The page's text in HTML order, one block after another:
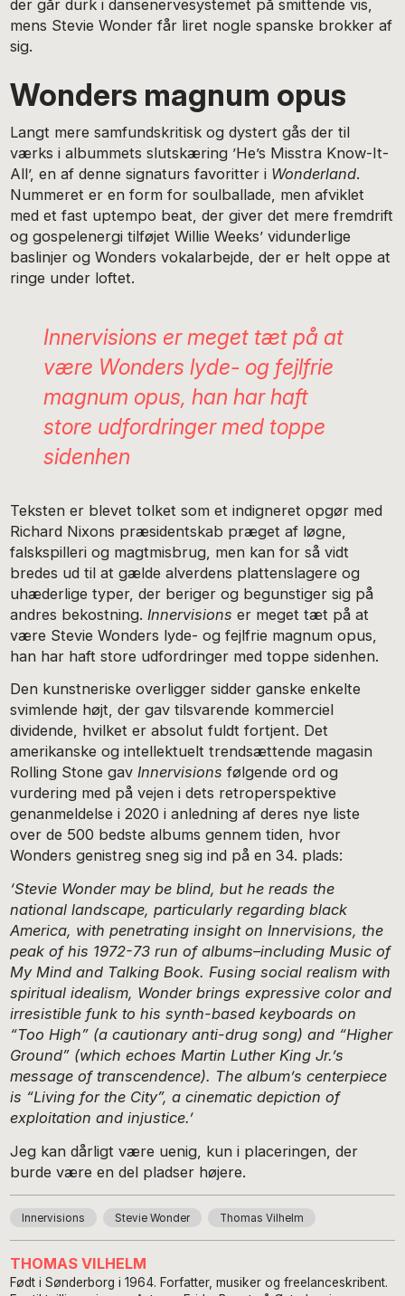
der går durk i dansenervesystemet på smittende vis,
mens Stevie Wonder får liret nogle spanske brokker af
sig.
Wonders magnum opus
Langt mere samfundskritisk og dystert gås der til
værks i albummets slutskæring ’He’s Misstra Know-It-
All’, en af denne signaturs favoritter i Wonderland.
Nummeret er en form for soulballade, men afviklet
med et fast uptempo beat, der giver det mere fremdrift
og gospelenergi tilføjet Willie Weeks’ vidunderlige
baslinjer og Wonders vokalarbejde, der er helt oppe at
ringe under loftet.
Innervisions er meget tæt på at
være Wonders lyde- og fejlfrie
magnum opus, han har haft
store udfordringer med toppe
sidenhen
Teksten er blevet tolket som et indigneret opgør med
Richard Nixons præsidentskab præget af løgne,
falskspilleri og magtmisbrug, men kan for så vidt
bredes ud til at gælde alverdens plattenslagere og
uhæderlige typer, der beriger og begunstiger sig på
andres bekostning. Innervisions er meget tæt på at
være Stevie Wonders lyde- og fejlfrie magnum opus,
han har haft store udfordringer med toppe sidenhen.
Den kunstneriske overligger sidder ganske enkelte
svimlende højt, der gav tilsvarende kommerciel
dividende, hvilket er absolut fuldt fortjent. Det
amerikanske og intellektuelt trendsættende magasin
Rolling Stone gavInnervisions følgende ord og
vurdering med på vejen i dets retroperspektive
genanmeldelse i 2020 i anledning af deres nye liste
over de 500 bedste albums gennem tiden, hvor
Wonders genistreg sneg sig ind på en 34. plads:
‘Stevie Wonder may be blind, but he reads the
national landscape, particularly regarding black
America, with penetrating insight on Innervisions, the
peak of his 1972-73 run of albums–including Music of
My Mind and Talking Book. Fusing social realism with
spiritual idealism, Wonder brings expressive color and
irresistible funk to his synth-based keyboards on
“Too High” (a cautionary anti-drug song) and “Higher
Ground” (which echoes Martin Luther King Jr.’s
message of transcendence). The album’s centerpiece
is “Living for the City”, a cinematic depiction of
exploitation and injustice.’
Jeg kan dårligt være uenig, kun i placeringen, der
burde være en del pladser højere.
Innervisions Stevie Wonder Thomas Vilhelm
THOMAS VILHELM
Født i Sønderborg i 1964. Forfatter, musiker og freelanceskribent.